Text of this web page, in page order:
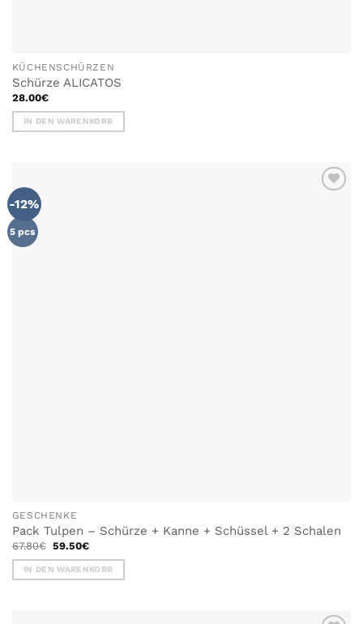
KÜCHENSCHÜRZEN
Schürze ALICATOS
28.00€
IN DEN WARENKORB
-12%
5 pcs
GESCHENKE
Pack Tulpen – Schürze + Kanne + Schüssel + 2 Schalen
67.80€ Ursprünglicher
war:
67.80€
59.50€Aktueller
ist:
59.50€.
IN DEN WARENKORB